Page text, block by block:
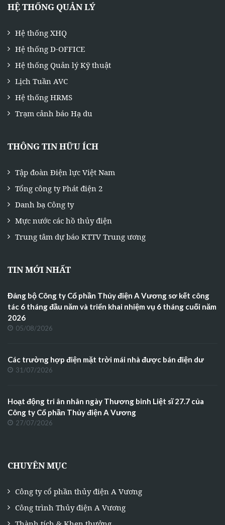
HỆ THỐNG QUẢN LÝ
Hệ thống XHQ
Hệ thống D-OFFICE
Hệ thống Quản lý Kỹ thuật
Lịch Tuần AVC
Hệ thống HRMS
Trạm cảnh báo Hạ du
THÔNG TIN HỮU ÍCH
Tập đoàn Điện lực Việt Nam
Tổng công ty Phát điện 2
Danh bạ Công ty
Mực nước các hồ thủy điện
Trung tâm dự báo KTTV Trung ương
TIN MỚI NHẤT
Đảng bộ Công ty Cổ phần Thủy điện A Vương sơ kết công
tác 6 tháng đầu năm và triển khai nhiệm vụ 6 tháng cuối năm
2026
05/08/2026
Các trường hợp điện mặt trời mái nhà được bán điện dư
31/07/2026
Hoạt động tri ân nhân ngày Thương binh Liệt sĩ 27.7 của
Công ty Cổ phần Thủy điện A Vương
27/07/2026
CHUYÊN MỤC
Công ty cổ phần thủy điện A Vương
Công trình Thủy điện A Vương